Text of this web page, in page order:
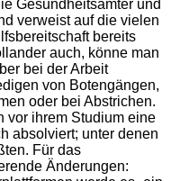
Gesundheitsämter und
verweist auf die vielen
bereits
auch, könne man
bei der Arbeit
von Botengängen,
oder bei Abstrichen.
vor ihrem Studium eine
absolviert; unter denen
Für das
Änderungen: